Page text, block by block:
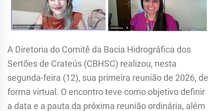
A Diretoria do Comitê da Bacia Hidrográfica dos
Sertões de Crateús (CBHSC) realizou, nesta
segunda-feira (12), sua primeira reunião de 2026, de
forma virtual. O encontro teve como objetivo definir
a data e a pauta da próxima reunião ordinária, além